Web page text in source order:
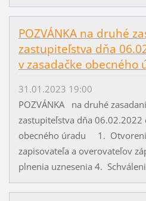
POZVÁNKA na druhé
zastupiteľstva dňa
v zasadačke obecného
31.01.2023 19:00
POZVÁNKA na druhé
zastupiteľstva dňa 06.02.2022
obecného úradu 1.
zapisovateľa a overovateľov
plnenia uznesenia 4.